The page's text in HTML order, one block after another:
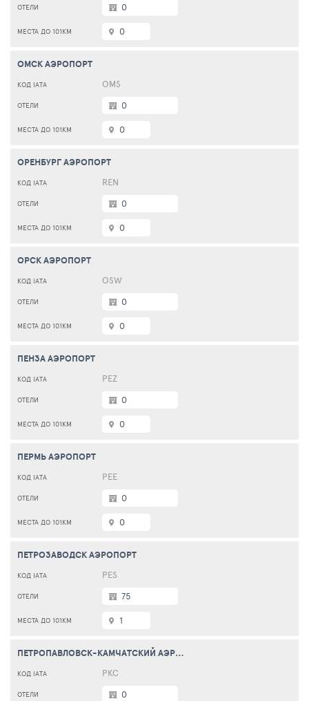
0
0
ОМСК АЭРОПОРТ
OMS
0
0
ОРЕНБУРГ АЭРОПОРТ
REN
0
0
ОРСК АЭРОПОРТ
OSW
0
0
ПЕНЗА АЭРОПОРТ
PEZ
0
0
ПЕРМЬ АЭРОПОРТ
PEE
0
0
ПЕТРОЗАВОДСК АЭРОПОРТ
PES
75
1
ПЕТРОПАВЛОВСК-КАМЧАТСКИЙ АЭРОПОРТ ЕЛИЗОВО
PKC
0